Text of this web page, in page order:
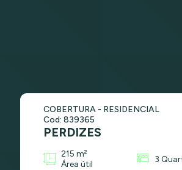
COBERTURA - RESIDENCIAL
Cod: 839365
PERDIZES
215 m²
Área útil
3